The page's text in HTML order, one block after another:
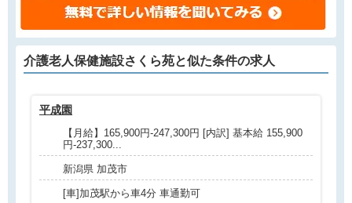
介護老人保健施設さくら苑と似た条件の求人
平成園
【月給】165,900円-247,300円 [内訳] 基本給 155,900
円-237,300...
新潟県 加茂市
[車]加茂駅から車4分 車通勤可